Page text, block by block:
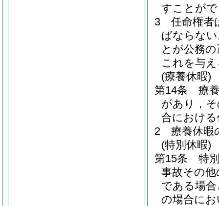
すことが
3
任命権者
ばならな
とが公務
これを与
(療養休暇)
第14条
療
があり，
合におけ
2
療養休暇
(特別休暇)
第15条
特
事故その
である場
の場合に